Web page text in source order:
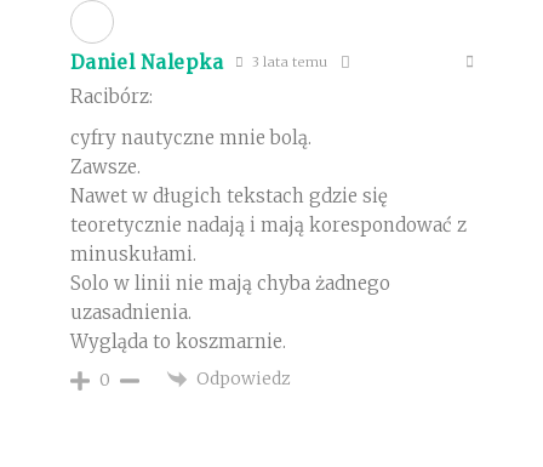
Daniel Nalepka 3 lata temu
Racibórz:
cyfry nautyczne mnie bolą.
Zawsze.
Nawet w długich tekstach gdzie się
teoretycznie nadają i mają korespondować z
minuskułami.
Solo w linii nie mają chyba żadnego
uzasadnienia.
Wygląda to koszmarnie.
0 Odpowiedz